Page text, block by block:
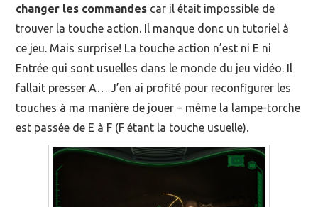
changer les commandes car il était impossible de
trouver la touche action. Il manque donc un tutoriel à
ce jeu. Mais surprise! La touche action n’est ni E ni
Entrée qui sont usuelles dans le monde du jeu vidéo. Il
fallait presser A… J’en ai profité pour reconfigurer les
touches à ma manière de jouer – même la lampe-torche
est passée de E à F (F étant la touche usuelle).